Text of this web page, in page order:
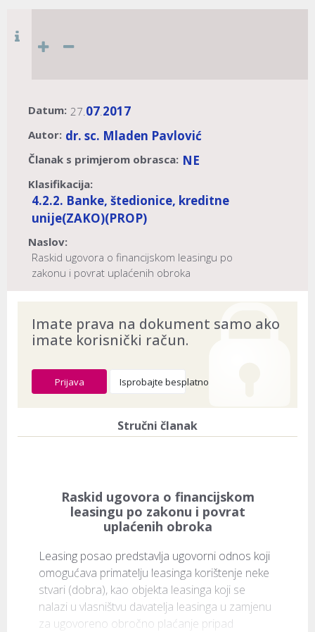
Datum: 27.07.2017
Autor: dr. sc. Mladen Pavlović
Članak s primjerom obrasca: NE
Klasifikacija:
4.2.2. Banke, štedionice, kreditne
unije(ZAKO)(PROP)
Naslov:
Raskid ugovora o financijskom leasingu po
zakonu i povrat uplaćenih obroka
Imate prava na dokument samo ako
imate korisnički račun.
Prijava Isprobajte besplatno
Stručni članak
Raskid ugovora o financijskom
leasingu po zakonu i povrat
uplaćenih obroka
Leasing posao predstavlja ugovorni odnos koji
omogućava primatelju leasinga korištenje neke
stvari (dobra), kao objekta leasinga koji se
nalazi u vlasništvu davatelja leasinga u zamjenu
za ugovoreno obročno plaćanje pripad